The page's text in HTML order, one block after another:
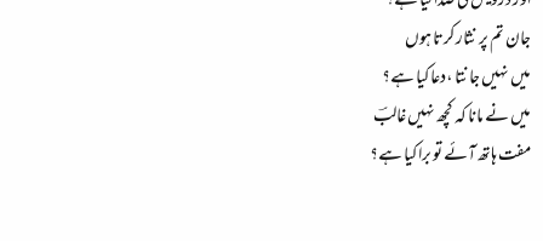
جان تم پر نثار کرتا ہوں
میں نہیں جانتا ،دعا کیا ہے؟
میں نے مانا کہ کچھ نہیں غالبؔ
مفت ہاتھ آئے تو برا کیا ہے؟